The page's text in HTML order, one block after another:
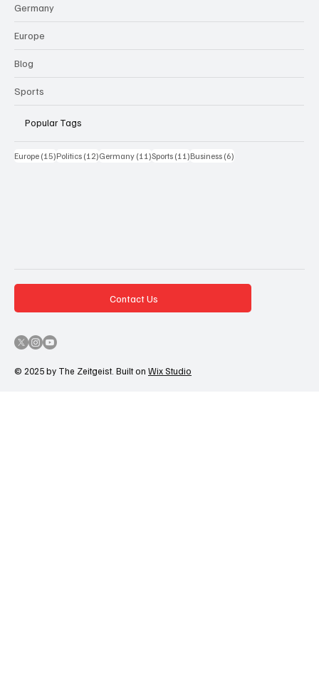
Germany
Europe
Blog
Sports
Popular Tags
Europe (15)15 Beiträge
Politics (12)12 Beiträge
Germany (11)11 Beiträge
Sports (11)11 Beiträge
Business (6)
© 2025 by The Zeitgeist. Built on Wix Studio
Contact Us